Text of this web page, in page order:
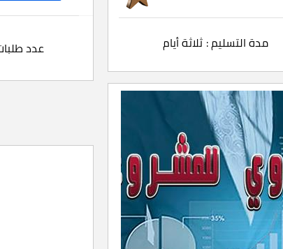
عدد ثلاثة أيام مدة التسليم :